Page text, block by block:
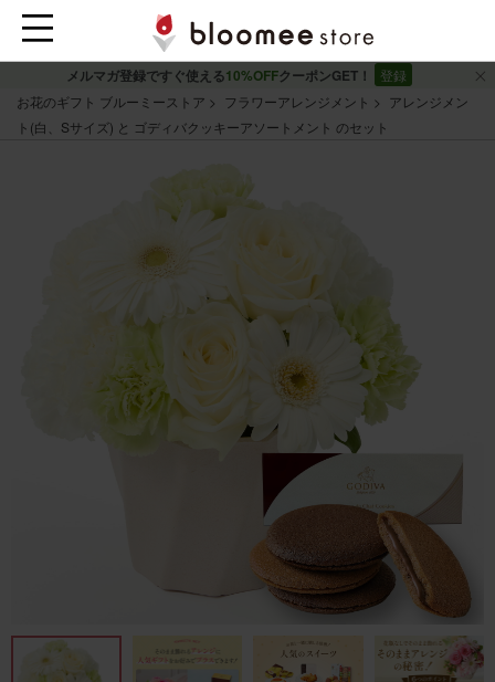
メルマガ登録ですぐ使える10%OFFクーポンGET！
登録
お花のギフト ブルーミーストア
フラワーアレンジメント
アレンジメン
ト(白、Sサイズ) と ゴディバクッキーアソートメント のセット